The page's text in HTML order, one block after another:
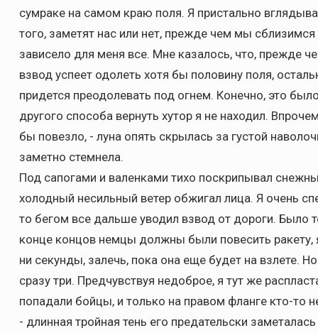
сумраке на самом краю поля. Я пристально
того, заметят нас или нет, прежде чем мы
зависело для меня все. Мне казалось, что, прежде
взвод успеет одолеть хотя бы половину поля,
придется преодолевать под огнем. Конечно, это
другого способа вернуть хутор я не находил.
бы повезло, - луна опять скрылась за густой
заметно стемнела.
Под сапогами и валенками тихо поскрипывал
холодный несильный ветер обжигал лица. Я очень
то бегом все дальше уводил взвод от дороги. Было
конце концов немцы должны были повесить
ни секунды, залечь, пока она еще будет на взлете.
сразу три. Предчувствуя недоброе, я тут же
попадали бойцы, и только на правом фланге кто-то
- длинная тройная тень его предательски